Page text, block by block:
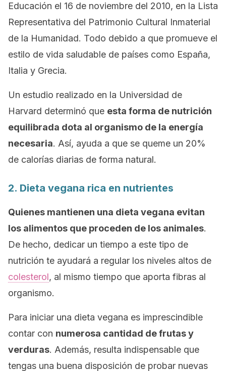
Educación el 16 de noviembre del 2010, en la Lista
Representativa del Patrimonio Cultural Inmaterial
de la Humanidad. Todo debido a que promueve el
estilo de vida saludable de países como España,
Italia y Grecia.
Un estudio realizado en la Universidad de
Harvard determinó que esta forma de nutrición
equilibrada dota al organismo de la energía
necesaria. Así, ayuda a que se queme un 20%
de calorías diarias de forma natural.
2. Dieta vegana rica en nutrientes
Quienes mantienen una dieta vegana evitan
los alimentos que proceden de los animales.
De hecho, dedicar un tiempo a este tipo de
nutrición te ayudará a regular los niveles altos de
colesterol, al mismo tiempo que aporta fibras al
organismo.
Para iniciar una dieta vegana es imprescindible
contar con numerosa cantidad de frutas y
verduras. Además, resulta indispensable que
tengas una buena disposición de probar nuevas